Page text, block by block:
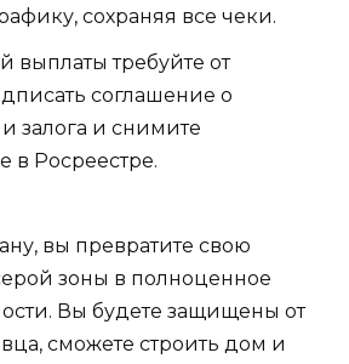
сохраняя все чеки.
выплаты требуйте от
соглашение о
залога и снимите
в Росреестре.
вы превратите свою
зоны в полноценное
Вы будете защищены от
сможете строить дом и